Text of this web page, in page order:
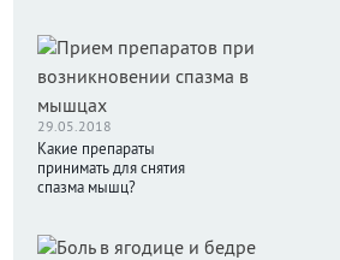
29.05.2018
Какие препараты
принимать для снятия
спазма мышц?